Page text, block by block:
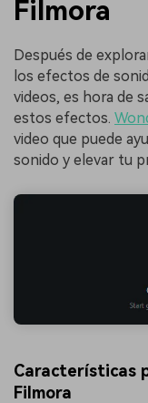
Filmora
Después de
los efectos de
videos, es hora de
estos efectos.
video que puede
sonido y elevar tu
Características
Filmora